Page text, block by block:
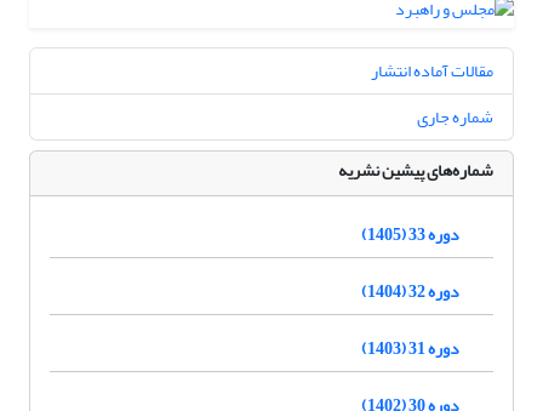
مقالات آماده انتشار
شماره جاری
شماره‌های پیشین نشریه
دوره 33 (1405)
دوره 32 (1404)
دوره 31 (1403)